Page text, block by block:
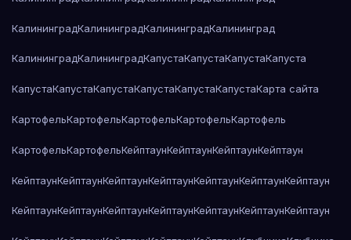
КалининградКалининградКалининградКалининград
КалининградКалининградКапустаКапустаКапустаКапуста
КапустаКапустаКапустаКапустаКапустаКапустаКарта сайта
КартофельКартофельКартофельКартофельКартофель
КартофельКартофельКейптаунКейптаунКейптаунКейптаун
КейптаунКейптаунКейптаунКейптаунКейптаунКейптаунКейптаун
КейптаунКейптаунКейптаунКейптаунКейптаунКейптаунКейптаун